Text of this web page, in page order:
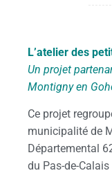
L’atelier des
Un projet
Montigny en
Ce projet
municipalité de
Départemental
du Pas-de-